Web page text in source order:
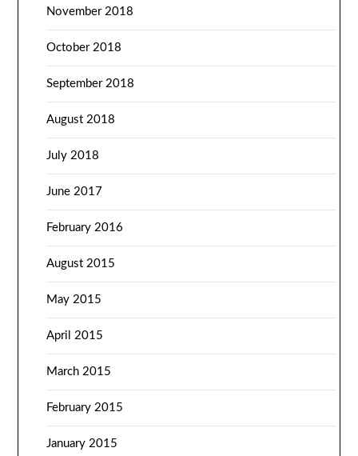
November 2018
October 2018
September 2018
August 2018
July 2018
June 2017
February 2016
August 2015
May 2015
April 2015
March 2015
February 2015
January 2015